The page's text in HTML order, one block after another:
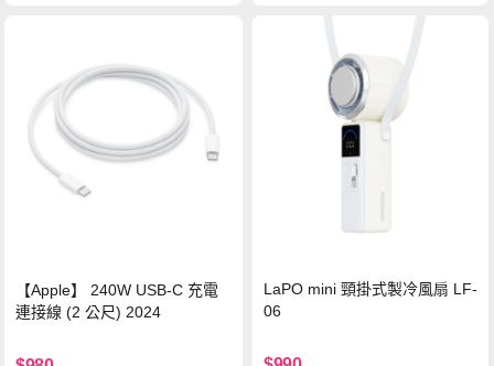
【Apple】 240W USB-C 充電
連接線 (2 公尺) 2024
LaPO mini 頸掛式製冷風扇 LF-
06